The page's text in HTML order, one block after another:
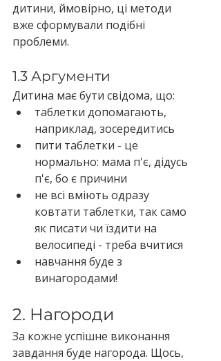
дитини, ймовірно, ці методи
вже сформували подібні
проблеми.
1.3 Аргументи
Дитина має бути свідома, що:
таблетки допомагають,
наприклад, зосередитись
пити таблетки - це
нормально: мама п'є, дідусь
п'є, бо є причини
не всі вміють одразу
ковтати таблетки, так само
як писати чи їздити на
велосипеді - треба вчитися
навчання буде з
винагородами!
2. Нагороди
За кожне успішне виконання
завдання буде нагорода. Щось,